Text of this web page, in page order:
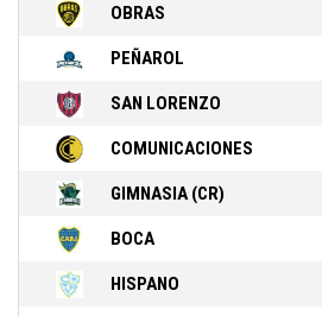
OBRAS
PEÑAROL
SAN LORENZO
COMUNICACIONES
GIMNASIA (CR)
BOCA
HISPANO